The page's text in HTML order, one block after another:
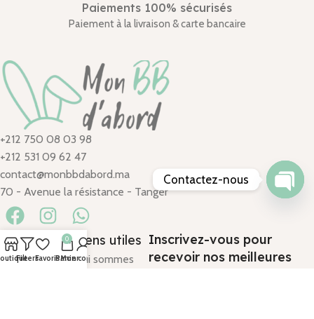
Paiements 100% sécurisés
Paiement à la livraison & carte bancaire
+212 750 08 03 98
+212 531 09 62 47
contact@monbbdabord.ma
70 - Avenue la résistance - Tanger
Catégories
Promenade
Liens utiles
Qui sommes
Inscrivez-vous pour
recevoir nos meilleures
FiltersFavoris
0
Panier
Mon compte
Contactez-nous